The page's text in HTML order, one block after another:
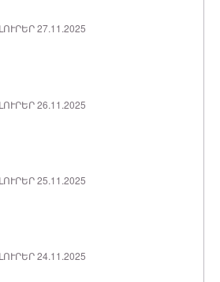
ԼՈՒՐԵՐ 27.11.2025
ԼՈՒՐԵՐ 26.11.2025
ԼՈՒՐԵՐ 25.11.2025
ԼՈՒՐԵՐ 24.11.2025